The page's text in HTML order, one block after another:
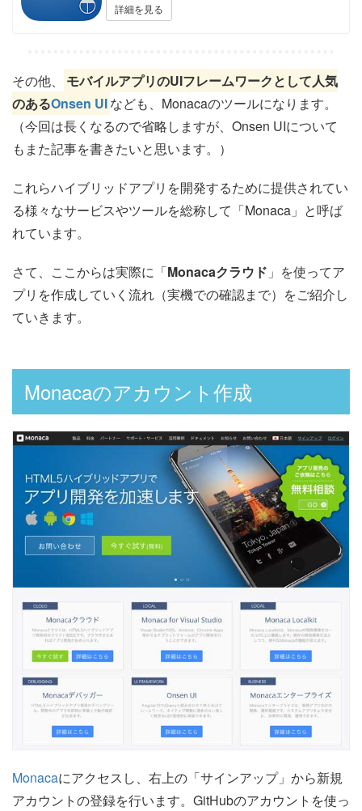
その他、
モバイルアプリのUIフレームワークとして人気
のあるOnsen UIなども、Monacaのツールになります。
（今回は長くなるので省略しますが、Onsen UIについて
もまた記事を書きたいと思います。）
これらハイブリッドアプリを開発するために提供されてい
る様々なサービスやツールを総称して「Monaca」と呼ば
れています。
さて、ここからは実際に「Monacaクラウド 」を使ってア
プリを作成していく流れ（実機での確認まで）をご紹介し
ていきます。
Monacaのアカウント作成
Monacaにアクセスし、右上の「サインアップ」から新規
アカウントの登録を行います。GitHubのアカウントを使っ